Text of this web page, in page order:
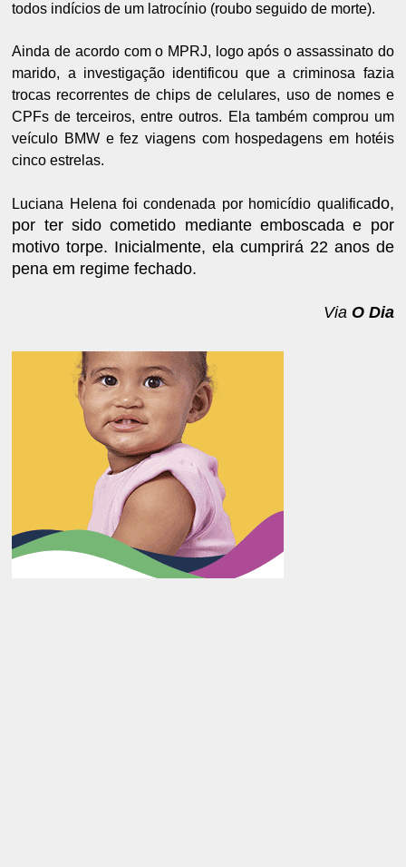
todos indícios de um latrocínio (roubo seguido de morte).
Ainda de acordo com o MPRJ, logo após o assassinato do
marido, a investigação identificou que a criminosa fazia
trocas recorrentes de chips de celulares, uso de nomes e
CPFs de terceiros, entre outros. Ela também comprou um
veículo BMW e fez viagens com hospedagens em hotéis
cinco estrelas.
Luciana Helena foi condenada por homicídio qualificado,
por ter sido cometido mediante emboscada e por
motivo torpe. Inicialmente, ela cumprirá 22 anos de
pena em regime fechado.
Via O Dia